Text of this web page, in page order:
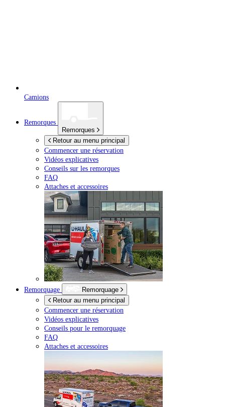
Camions
Remorques
Remorques
Retour au menu principal
Commencer une réservation
Vidéos explicatives
Conseils sur les remorques
FAQ
Attaches et accessoires
Remorquage
Remorquage
Retour au menu principal
Commencer une réservation
Vidéos explicatives
Conseils pour le remorquage
FAQ
Attaches et accessoires